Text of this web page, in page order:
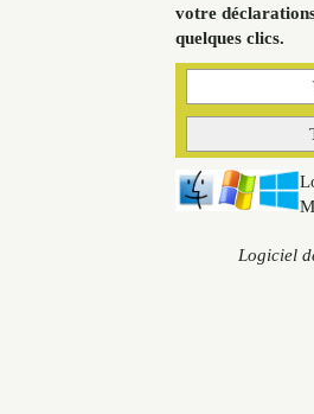
votre
quelques clics.
Logiciel